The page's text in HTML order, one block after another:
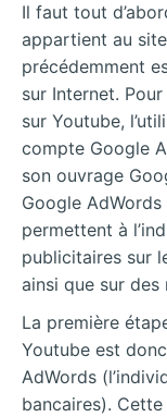
Il faut tout
appartient au
précédemment
sur Internet.
sur Youtube,
compte Google
son ouvrage
Google
permettent à
publicitaires sur
ainsi que sur des
La première
Youtube est
AdWords
bancaires).